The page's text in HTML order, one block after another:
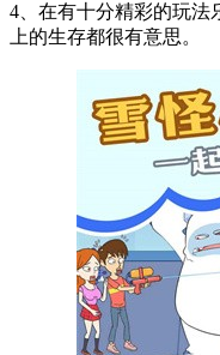
4、在有十分精彩的玩法
上的生存都很有意思。